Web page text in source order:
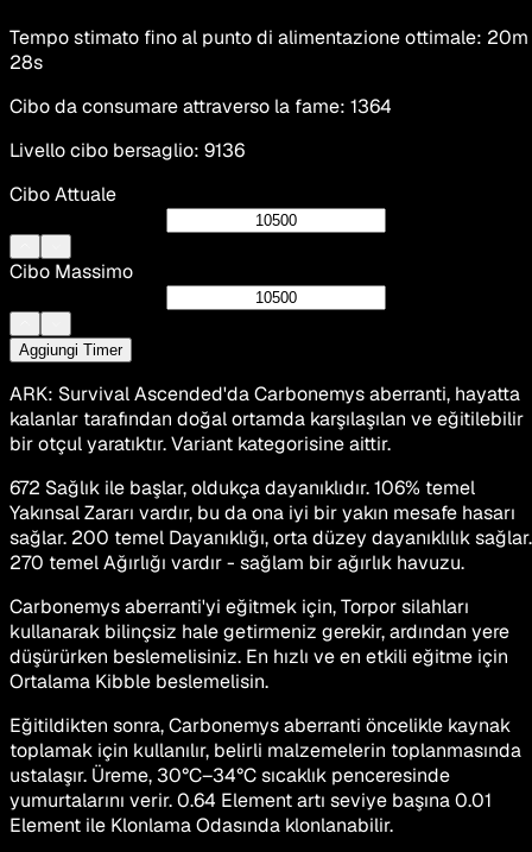
Tempo stimato fino al punto di alimentazione ottimale: 20m
28s
Cibo da consumare attraverso la fame: 1364
Livello cibo bersaglio: 9136
Cibo Attuale
Cibo Massimo
Aggiungi Timer
ARK: Survival Ascended'da Carbonemys aberranti, hayatta
kalanlar tarafından doğal ortamda karşılaşılan ve eğitilebilir
bir otçul yaratıktır. Variant kategorisine aittir.
672 Sağlık ile başlar, oldukça dayanıklıdır. 106% temel
Yakınsal Zararı vardır, bu da ona iyi bir yakın mesafe hasarı
sağlar. 200 temel Dayanıklığı, orta düzey dayanıklılık sağlar.
270 temel Ağırlığı vardır - sağlam bir ağırlık havuzu.
Carbonemys aberranti'yi eğitmek için, Torpor silahları
kullanarak bilinçsiz hale getirmeniz gerekir, ardından yere
düşürürken beslemelisiniz. En hızlı ve en etkili eğitme için
Ortalama Kibble beslemelisin.
Eğitildikten sonra, Carbonemys aberranti öncelikle kaynak
toplamak için kullanılır, belirli malzemelerin toplanmasında
ustalaşır. Üreme, 30°C–34°C sıcaklık penceresinde
yumurtalarını verir. 0.64 Element artı seviye başına 0.01
Element ile Klonlama Odasında klonlanabilir.